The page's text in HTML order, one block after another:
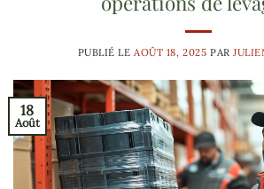
PUBLIÉ LEAOÛT 18, 2025 PAR
18
Août